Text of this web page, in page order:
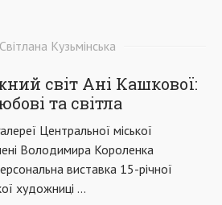
Світлана Кузьмінська
світ Ані Кашкової:
та світла
Центральної міської
Володимира Короленка
виставка 15-річної
художниці ...